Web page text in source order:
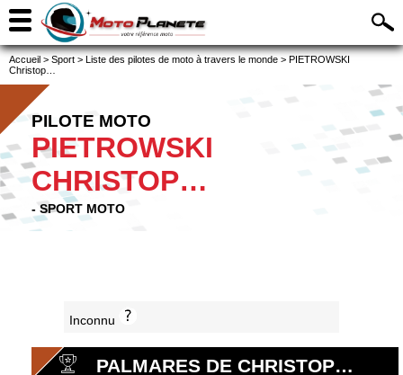
Accueil > Sport > Liste des pilotes de moto à travers le monde > PIETROWSKI
Christop…
PILOTE MOTO
PIETROWSKI
CHRISTOP…
- SPORT MOTO
Inconnu
PALMARES DE CHRISTOP…